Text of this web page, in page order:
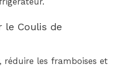
le Coulis de
réduire les framboises et